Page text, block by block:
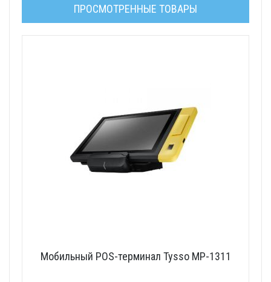
ПРОСМОТРЕННЫЕ ТОВАРЫ
Мобильный POS-терминал Tysso MP-1311